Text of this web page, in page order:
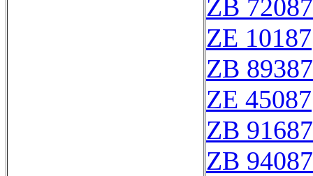
ZB 72087
ZE 10187
ZB 89387
ZE 45087
ZB 91687
ZB 94087